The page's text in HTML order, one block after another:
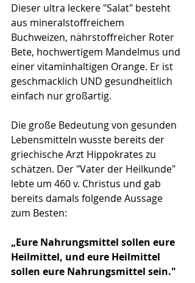
Dieser ultra leckere "Salat" besteht
aus mineralstoffreichem
Buchweizen, nährstoffreicher Roter
Bete, hochwertigem Mandelmus und
einer vitaminhaltigen Orange. Er ist
geschmacklich UND gesundheitlich
einfach nur großartig.
Die große Bedeutung von gesunden
Lebensmitteln wusste bereits der
griechische Arzt Hippokrates zu
schätzen. Der "Vater der Heilkunde"
lebte um 460 v. Christus und gab
bereits damals folgende Aussage
zum Besten:
„Eure Nahrungsmittel sollen eure
Heilmittel, und eure Heilmittel
sollen eure Nahrungsmittel sein."